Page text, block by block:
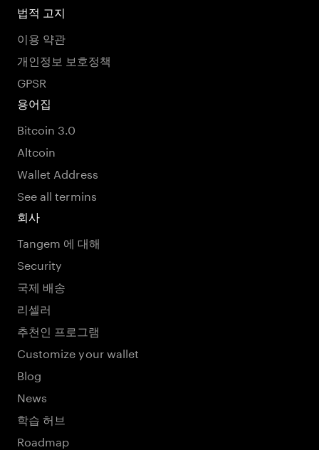
법적 고지
이용 약관
개인정보 보호정책
GPSR
용어집
Bitcoin 3.0
Altcoin
Wallet Address
See all termins
회사
Tangem 에 대해
Security
국제 배송
리셀러
추천인 프로그램
Customize your wallet
Blog
News
학습 허브
Roadmap